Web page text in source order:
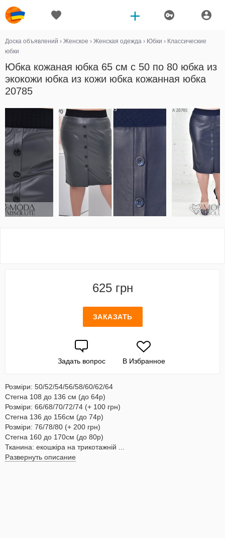
Доска объявлений › Женское › Женская одежда › Юбки › Классические
юбки
Юбка кожаная юбка 65 см с 50 по 80 юбка из
экокожи юбка из кожи юбка кожанная юбка
20785
625 грн
ЗАКАЗАТЬ
Задать вопрос В Избранное
Розміри: 50/52/54/56/58/60/62/64
Стегна 108 до 136 см (до 64р)
Розміри: 66/68/70/72/74 (+ 100 грн)
Стегна 136 до 156см (до 74р)
Розміри: 76/78/80 (+ 200 грн)
Стегна 160 до 170см (до 80р)
Тканина: екошкіра на трикотажній ...
Развернуть описание